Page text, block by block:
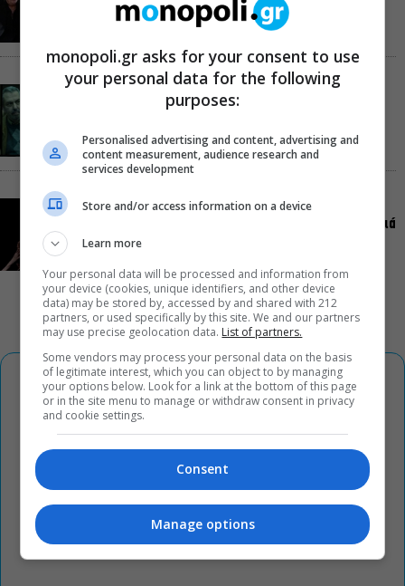
Εκκλησία
«Ριφιφί»: Σε Α’ τηλεοπτική προβολή η σειρά
φαινόμενο του Σωτήρη Τσαφούλια
Ρωγμές: Η σόλο χοροθεατρική περφόρμανς της
Χριστίνας Κυριαζίδη στο Δημοτικό Θέατρο Πειραιά
monopoli.gr asks for your consent to use
your personal data for the following
purposes:
Personalised advertising and content, advertising and
content measurement, audience research and
services development
Store and/or access information on a device
Learn more
Your personal data will be processed and information from
your device (cookies, unique identifiers, and other device
data) may be stored by, accessed by and shared with 212
partners, or used specifically by this site. We and our partners
may use precise geolocation data. List of partners.
Some vendors may process your personal data on the basis
of legitimate interest, which you can object to by managing
your options below. Look for a link at the bottom of this page
or in the site menu to manage or withdraw consent in privacy
and cookie settings.
Consent
Manage options